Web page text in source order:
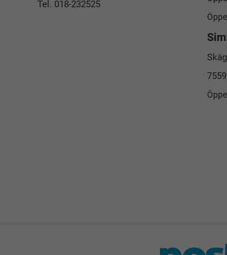
Tel. 018-232525